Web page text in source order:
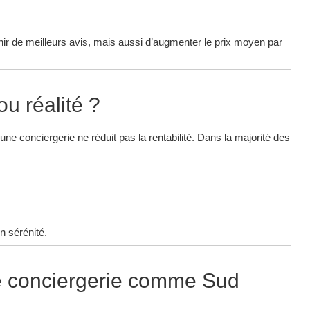
de meilleurs avis, mais aussi d’augmenter le prix moyen par
réalité ?
conciergerie ne réduit pas la rentabilité. Dans la majorité des
sérénité.
conciergerie comme Sud